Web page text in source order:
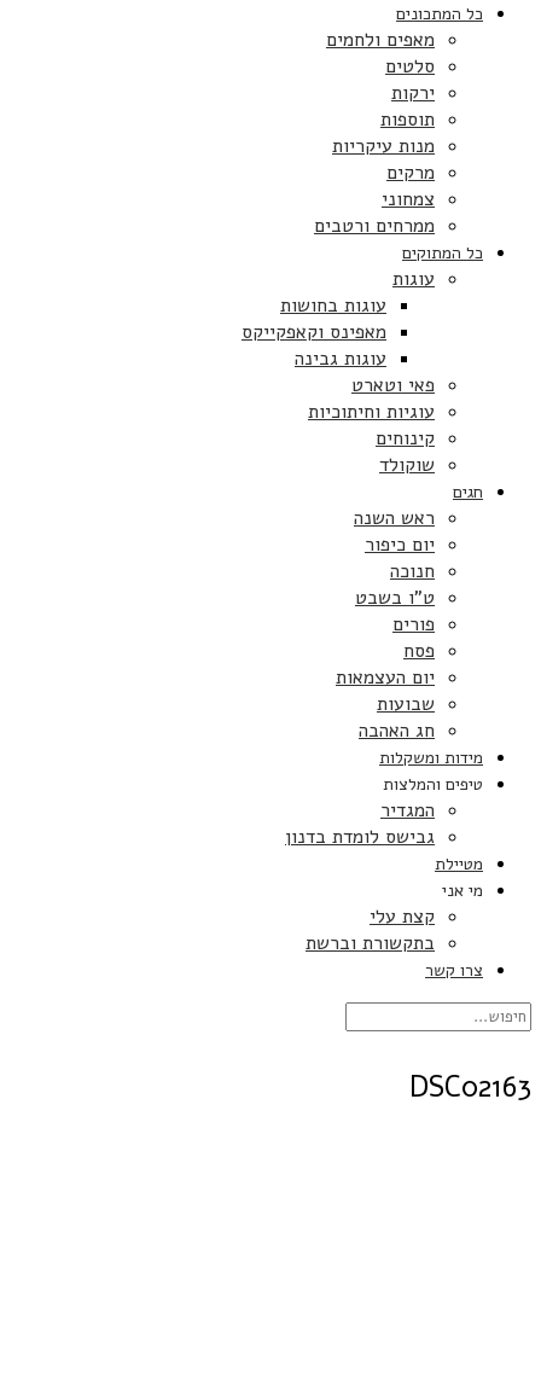
כל המתכונים
מאפים ולחמים
סלטים
ירקות
תוספות
מנות עיקריות
מרקים
צמחוני
ממרחים ורטבים
כל המתוקים
עוגות
עוגות בחושות
מאפינס וקאפקייקס
עוגות גבינה
פאי וטארט
עוגיות וחיתוכיות
קינוחים
שוקולד
חגים
ראש השנה
יום כיפור
חנוכה
ט”ו בשבט
פורים
פסח
יום העצמאות
שבועות
חג האהבה
מידות ומשקלות
טיפים והמלצות
המגדיר
גבישס לומדת בדנון
מטיילת
מי אני
קצת עלי
בתקשורת וברשת
צרו קשר
DSC02163